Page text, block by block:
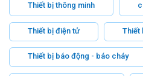
Thiết bị thông minh
Thiết bị điện tử Thiết
Thiết bị báo động - báo cháy